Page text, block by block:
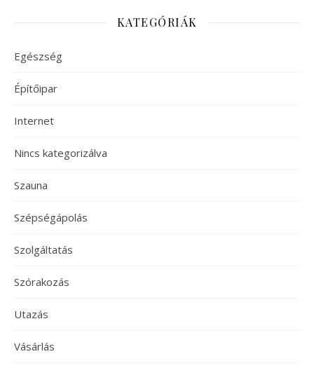
KATEGÓRIÁK
Egészség
Építőipar
Internet
Nincs kategorizálva
Szauna
Szépségápolás
Szolgáltatás
Szórakozás
Utazás
Vásárlás